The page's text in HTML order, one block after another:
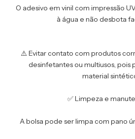
O adesivo em vinil com impressão
à água e não desbota
⚠️ Evitar contato com produtos
desinfetantes ou multiusos, pois
material
✅ Limpeza e
A bolsa pode ser limpa com pano